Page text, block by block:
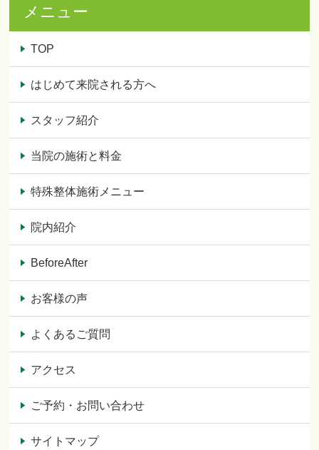
メニュー
TOP
はじめて来院される方へ
スタッフ紹介
当院の施術と料金
特殊整体施術メニュー
院内紹介
BeforeAfter
お客様の声
よくあるご質問
アクセス
ご予約・お問い合わせ
サイトマップ